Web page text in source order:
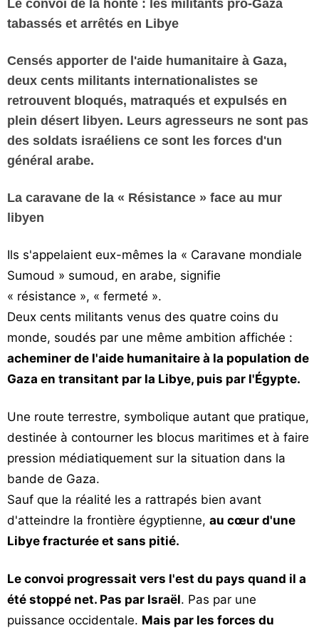
Vos
Les
bonnes
adresses
Le convoi de la honte : les militants pro-Gaza
tabassés et arrêtés en Libye
Censés apporter de l'aide humanitaire à Gaza,
deux cents militants internationalistes se
retrouvent bloqués, matraqués et expulsés en
plein désert libyen. Leurs agresseurs ne sont pas
des soldats israéliens ce sont les forces d'un
général arabe.
La caravane de la « Résistance » face au mur
libyen
Ils s'appelaient eux-mêmes la « Caravane mondiale
Sumoud » sumoud, en arabe, signifie
« résistance », « fermeté ».
Deux cents militants venus des quatre coins du
monde, soudés par une même ambition affichée :
acheminer de l'aide humanitaire à la population de
Gaza en transitant par la Libye, puis par l'Égypte.
Une route terrestre, symbolique autant que pratique,
destinée à contourner les blocus maritimes et à faire
pression médiatiquement sur la situation dans la
bande de Gaza.
Sauf que la réalité les a rattrapés bien avant
d'atteindre la frontière égyptienne, au cœur d'une
Libye fracturée et sans pitié.
Le convoi progressait vers l'est du pays quand il a
été stoppé net. Pas par Israël. Pas par une
puissance occidentale. Mais par les forces du